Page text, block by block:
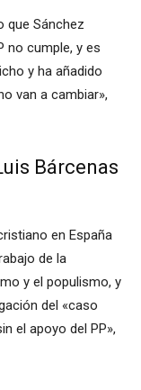
que Sánchez
no cumple, y es
y ha añadido
van a cambiar»,
Bárcenas
en España
de la
y el populismo, y
del «caso
el apoyo del PP»,